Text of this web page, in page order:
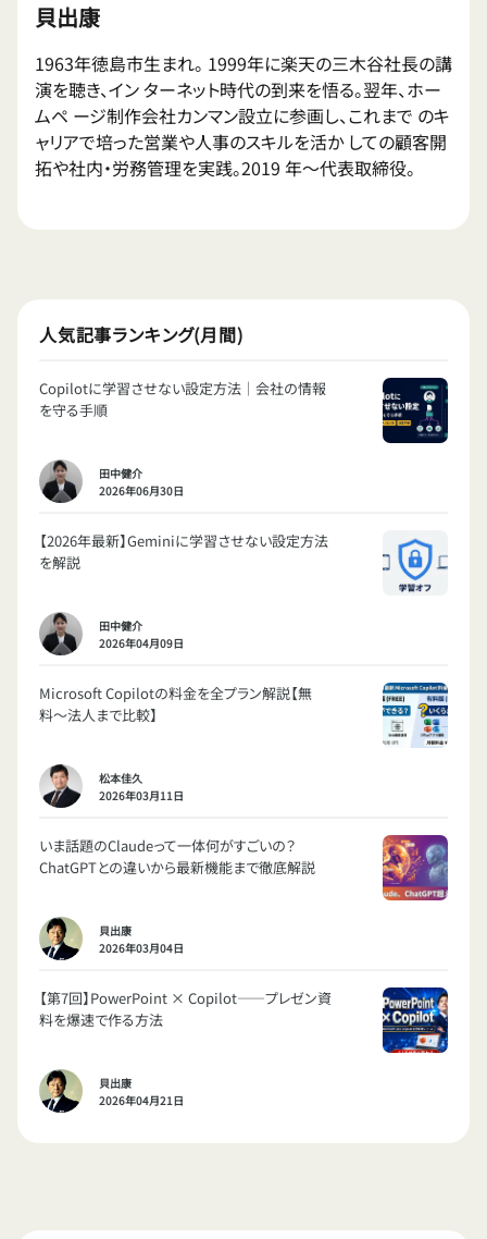
貝出康
1963年徳島市生まれ。 1999年に楽天の三木谷社長の講
演を聴き、イン ターネット時代の到来を悟る。翌年、ホー
ムペ ージ制作会社カンマン設立に参画し、これまで のキ
ャリアで培った営業や人事のスキルを活か しての顧客開
拓や社内・労務管理を実践。2019 年〜代表取締役。
人気記事ランキング(月間)
Copilotに学習させない設定方法｜会社の情報
を守る手順
田中健介
2026年06月30日
【2026年最新】Geminiに学習させない設定方法
を解説
田中健介
2026年04月09日
Microsoft Copilotの料金を全プラン解説【無
料〜法人まで比較】
松本佳久
2026年03月11日
いま話題のClaudeって一体何がすごいの？
ChatGPTとの違いから最新機能まで徹底解説
貝出康
2026年03月04日
【第7回】PowerPoint × Copilot——プレゼン資
料を爆速で作る方法
貝出康
2026年04月21日